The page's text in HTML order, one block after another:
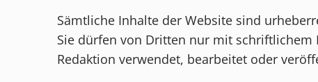
Sämtliche Inhalte der Website sind
Sie dürfen von Dritten nur mit schriftlichem
Redaktion verwendet, bearbeitet oder